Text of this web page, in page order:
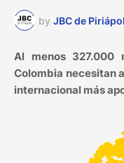
by JBC de
Al menos 327.000
Colombia necesitan
internacional más